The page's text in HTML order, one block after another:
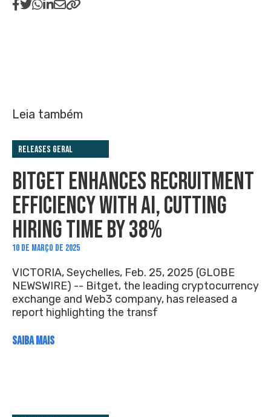
Leia também
Releases Geral
BITGET ENHANCES RECRUITMENT
EFFICIENCY WITH AI, CUTTING
HIRING TIME BY 38%
10 DE MARÇO DE 2025
VICTORIA, Seychelles, Feb. 25, 2025 (GLOBE
NEWSWIRE) -- Bitget, the leading cryptocurrency
exchange and Web3 company, has released a
report highlighting the transf
SAIBA MAIS